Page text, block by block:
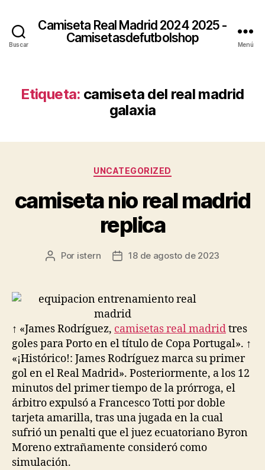
Buscar
Camiseta Real Madrid 2024 2025 -
Camisetasdefutbolshop
Menú
Etiqueta: camiseta del real madrid
galaxia
Categorías
UNCATEGORIZED
camiseta nio real madrid
replica
Autor
entrada
Por istern
Fecha
entrada
18 de agosto de 2023
↑ «James Rodríguez, camisetas real madridtres
goles para Porto en el título de Copa Portugal». ↑
«¡Histórico!: James Rodríguez marca su primer
gol en el Real Madrid». Posteriormente, a los 12
minutos del primer tiempo de la prórroga, el
árbitro expulsó a Francesco Totti por doble
tarjeta amarilla, tras una jugada en la cual
sufrió un penalti que el juez ecuatoriano Byron
Moreno extrañamente consideró como
simulación.